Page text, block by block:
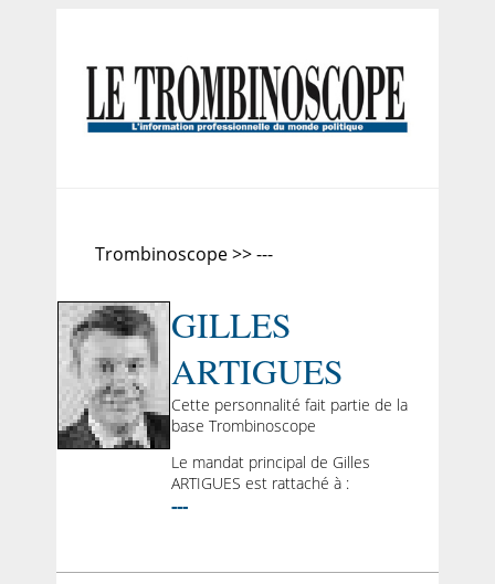
Trombinoscope >> ---
GILLES
ARTIGUES
Cette personnalité fait partie de la
base Trombinoscope
Le mandat principal de Gilles
ARTIGUES est rattaché à :
---